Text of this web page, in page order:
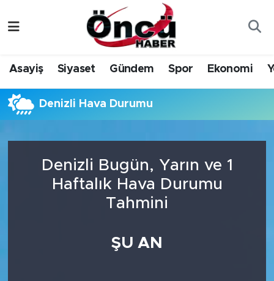
Asayiş Siyaset Gündem Spor Ekonomi
Denizli Hava Durumu
Denizli Bugün, Yarın ve 1
Haftalık Hava Durumu
Tahmini
ŞU AN
Gündem
Sağlık & Çevre
Spor
Siyaset
Düzce Nöbetçi Eczaneler
Düzce Hava Durumu
Düzce Namaz Vakitleri
Düzce Trafik Yoğunluk Haritası
Süper Lig Puan Durumu ve Fikstür
Tüm Manşetler